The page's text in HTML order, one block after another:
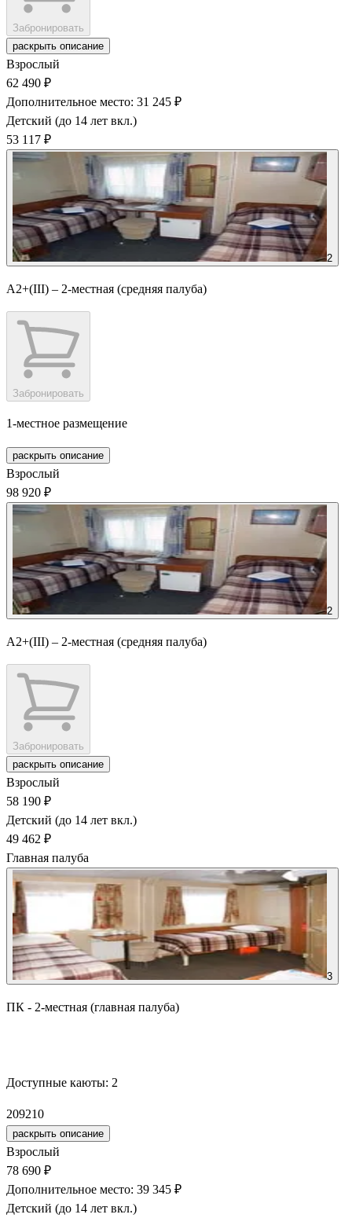
Забронировать
раскрыть описание
Взрослый
62 490 ₽
Дополнительное место: 31 245 ₽
Детский (до 14 лет вкл.)
53 117 ₽
2
А2+(III) – 2-местная (средняя палуба)
Забронировать
1-местное размещение
раскрыть описание
Взрослый
98 920 ₽
2
А2+(III) – 2-местная (средняя палуба)
Забронировать
раскрыть описание
Взрослый
58 190 ₽
Детский (до 14 лет вкл.)
49 462 ₽
Главная палуба
3
ПК - 2-местная (главная палуба)
Доступные каюты: 2
209210
раскрыть описание
Взрослый
78 690 ₽
Дополнительное место: 39 345 ₽
Детский (до 14 лет вкл.)